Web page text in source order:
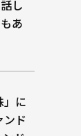
し
あ
」に
ド